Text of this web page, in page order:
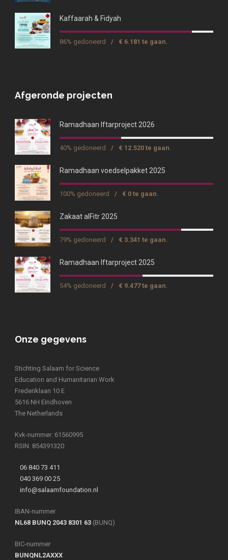
Kaffaarah & Fidyah
86% gedoneerd / € 6.181 te gaan.
Afgeronde projecten
Ramadhaan Iftarproject 2026
40% gedoneerd / € 12.520 te gaan.
Ramadhaan voedselpakket 2025
100% gedoneerd / € 0 te gaan.
Zakaat alFitr 2025
79% gedoneerd / € 3.341 te gaan.
Ramadhaan Iftarproject 2025
54% gedoneerd / € 9.477 te gaan.
Onze gegevens
Stichting Salaam for Science
Education and Humanitarian Work
Frederiklaan 10 E
5616 NH Eindhoven
The Netherlands
Kvk-nummer: 61560995
RSIN: 854391320
06 840 73 411
040 369 00 25
info@salaamfoundation.nl
IBAN-nummer
NL68 BUNQ 2043 8301 63 (BUNQ)
BIC-nummer
BUNQNL2AXXX